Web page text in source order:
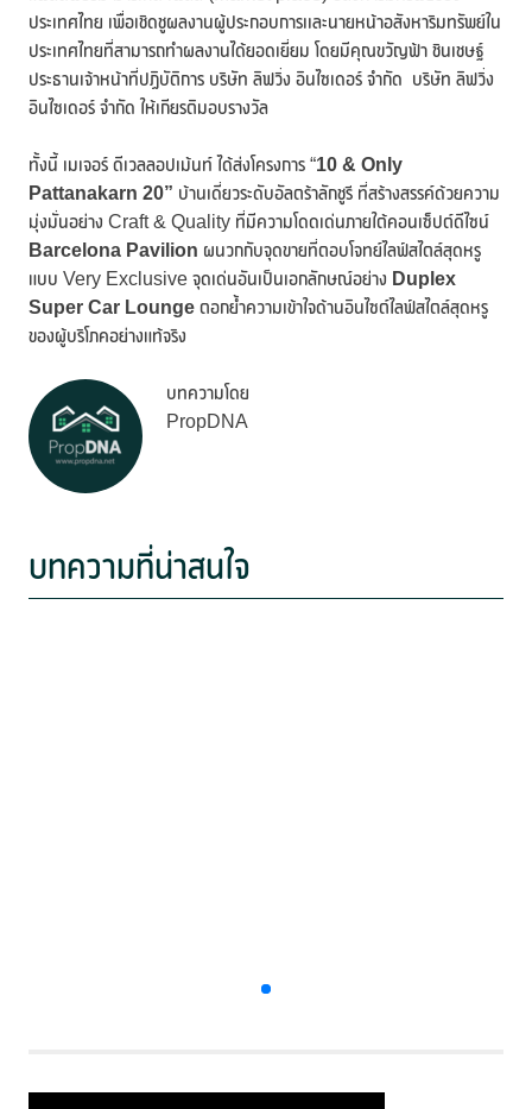
ประเทศไทย เพื่อเชิดชูผลงานผู้ประกอบการเเละนายหน้าอสังหาริมทรัพย์ใน
ประเทศไทยที่สามารถทำผลงานได้ยอดเยี่ยม โดยมีคุณขวัญฟ้า ชินเชษฐ์
ประธานเจ้าหน้าที่ปฏิบัติการ บริษัท ลิฟวิ่ง อินไซเดอร์ จำกัด บริษัท ลิฟวิ่ง
อินไซเดอร์ จำกัด ให้เกียรติมอบรางวัล
ทั้งนี้ เมเจอร์ ดีเวลลอปเม้นท์ ได้ส่งโครงการ “10 & Only
Pattanakarn 20” บ้านเดี่ยวระดับอัลตร้าลักชูรี ที่สร้างสรรค์ด้วยความ
มุ่งมั่นอย่าง Craft & Quality ที่มีความโดดเด่นภายใต้คอนเซ็ปต์ดีไซน์
Barcelona Pavilion ผนวกกับจุดขายที่ตอบโจทย์ไลฟ์สไตล์สุดหรู
แบบ Very Exclusive จุดเด่นอันเป็นเอกลักษณ์อย่าง Duplex
Super Car Lounge ตอกย้ำความเข้าใจด้านอินไซต์ไลฟ์สไตล์สุดหรู
ของผู้บริโภคอย่างแท้จริง
บทความโดย
PropDNA
บทความที่น่าสนใจ